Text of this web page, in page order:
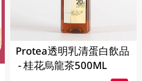
Protea透明乳清蛋白飲品
- 桂花烏龍茶500ML